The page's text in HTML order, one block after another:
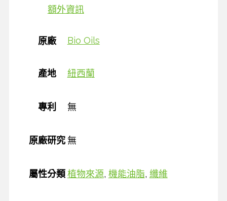
額外資訊
原廠 Bio Oils
產地 紐西蘭
專利 無
原廠研究 無
屬性分類 植物來源, 機能油脂, 纖維